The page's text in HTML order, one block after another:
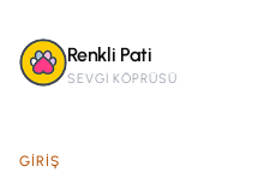
Renkli Pati
SEVGI KÖPRÜSÜ
GIRIŞ